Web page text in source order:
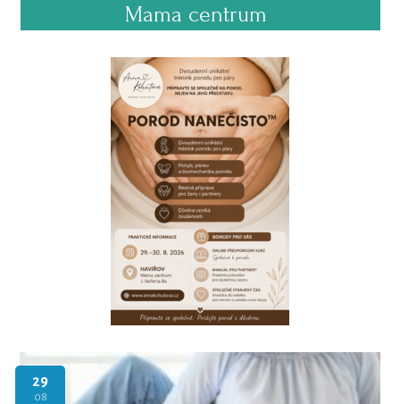
Mama centrum
29
08